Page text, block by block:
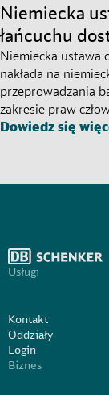
Niemiecka
łańcuchu
Niemiecka ustawa
nakłada na
przeprowadzania
zakresie praw
Dowiedz się
Usługi
Kontakt
Oddziały
Login
Biznes